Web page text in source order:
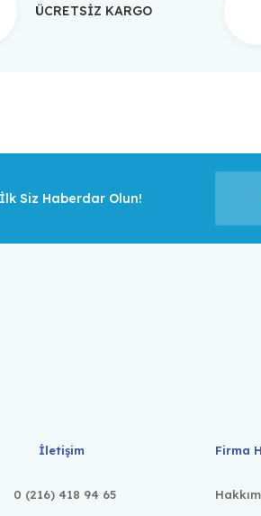
ÜCRETSİZ KARGO
Siz Haberdar Olun!
İletişim
0 (216) 418 94 65
Firma